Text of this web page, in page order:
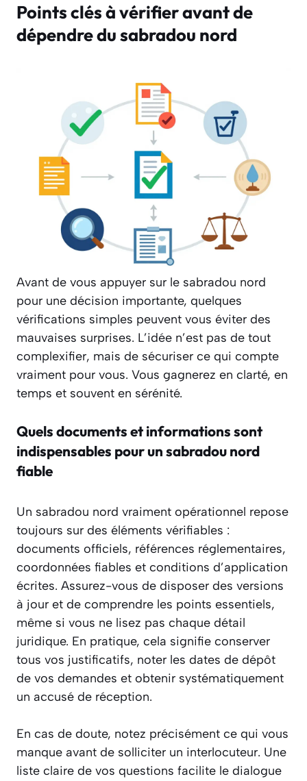
Points clés à vérifier avant de
dépendre du sabradou nord
Avant de vous appuyer sur le sabradou nord
pour une décision importante, quelques
vérifications simples peuvent vous éviter des
mauvaises surprises. L’idée n’est pas de tout
complexifier, mais de sécuriser ce qui compte
vraiment pour vous. Vous gagnerez en clarté, en
temps et souvent en sérénité.
Quels documents et informations sont
indispensables pour un sabradou nord
fiable
Un sabradou nord vraiment opérationnel repose
toujours sur des éléments vérifiables :
documents officiels, références réglementaires,
coordonnées fiables et conditions d’application
écrites. Assurez-vous de disposer des versions
à jour et de comprendre les points essentiels,
même si vous ne lisez pas chaque détail
juridique. En pratique, cela signifie conserver
tous vos justificatifs, noter les dates de dépôt
de vos demandes et obtenir systématiquement
un accusé de réception.
En cas de doute, notez précisément ce qui vous
manque avant de solliciter un interlocuteur. Une
liste claire de vos questions facilite le dialogue